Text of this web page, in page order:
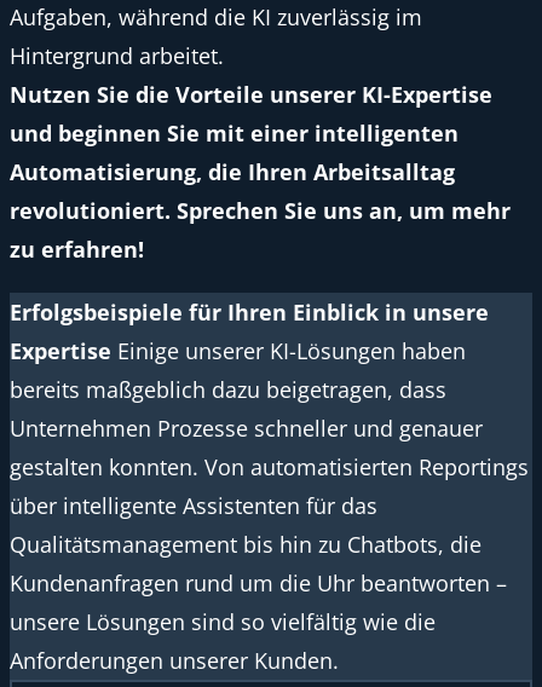
Aufgaben, während die KI zuverlässig im
Hintergrund arbeitet.
Nutzen Sie die Vorteile unserer KI-Expertise
und beginnen Sie mit einer intelligenten
Automatisierung, die Ihren Arbeitsalltag
revolutioniert. Sprechen Sie uns an, um mehr
zu erfahren!
Erfolgsbeispiele für Ihren Einblick in unsere
Expertise Einige unserer KI-Lösungen haben
bereits maßgeblich dazu beigetragen, dass
Unternehmen Prozesse schneller und genauer
gestalten konnten. Von automatisierten Reportings
über intelligente Assistenten für das
Qualitätsmanagement bis hin zu Chatbots, die
Kundenanfragen rund um die Uhr beantworten –
unsere Lösungen sind so vielfältig wie die
Anforderungen unserer Kunden.